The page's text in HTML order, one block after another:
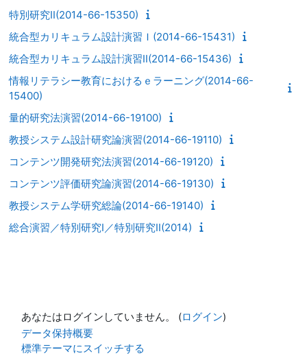
特別研究II(2014-66-15350)
統合型カリキュラム設計演習Ｉ(2014-66-15431)
統合型カリキュラム設計演習II(2014-66-15436)
情報リテラシー教育におけるｅラーニング(2014-66-
15400)
量的研究法演習(2014-66-19100)
教授システム設計研究論演習(2014-66-19110)
コンテンツ開発研究法演習(2014-66-19120)
コンテンツ評価研究論演習(2014-66-19130)
教授システム学研究総論(2014-66-19140)
総合演習／特別研究I／特別研究II(2014)
あなたはログインしていません。 (ログイン)
データ保持概要
標準テーマにスイッチする